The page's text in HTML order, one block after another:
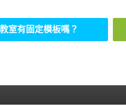
室有固定模板嗎？